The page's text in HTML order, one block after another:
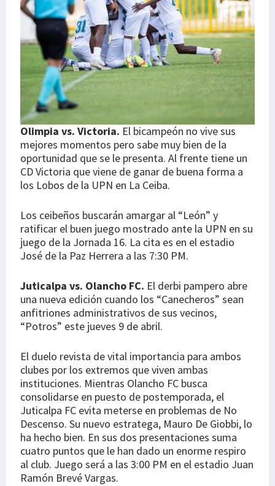
Olimpia vs. Victoria. El bicampeón no vive sus
mejores momentos pero sabe muy bien de la
oportunidad que se le presenta. Al frente tiene un
CD Victoria que viene de ganar de buena forma a
los Lobos de la UPN en La Ceiba.
Los ceibeños buscarán amargar al “León” y
ratificar el buen juego mostrado ante la UPN en su
juego de la Jornada 16. La cita es en el estadio
José de la Paz Herrera a las 7:30 PM.
Juticalpa vs. Olancho FC. El derbi pampero abre
una nueva edición cuando los “Canecheros” sean
anfitriones administrativos de sus vecinos,
“Potros” este jueves 9 de abril.
El duelo revista de vital importancia para ambos
clubes por los extremos que viven ambas
instituciones. Mientras Olancho FC busca
consolidarse en puesto de postemporada, el
Juticalpa FC evita meterse en problemas de No
Descenso. Su nuevo estratega, Mauro De Giobbi, lo
ha hecho bien. En sus dos presentaciones suma
cuatro puntos que le han dado un enorme respiro
al club. Juego será a las 3:00 PM en el estadio Juan
Ramón Brevé Vargas.